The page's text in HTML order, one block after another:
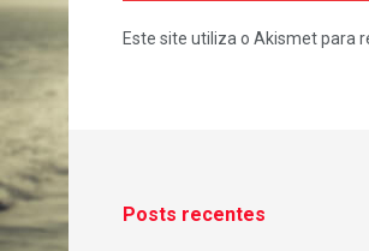
Este site utiliza o Akismet para
Posts recentes